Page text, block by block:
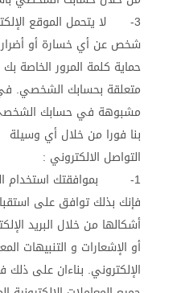
3- لا يتحمل الموقع
شخص عن أي خسارة أو
حماية كلمة المرور الخاصة
متعلقة بحسابك الشخصي.
مشبوهة في حسابك الشخصي
بنا فورا من خلال أي وسيلة
التواصل الالكتروني :
1- بموافقتك استخدام
فإنك بذلك توافق على
أشكالها من خلال البريد
أو الإشعارات و التنبيهات
الإلكتروني. بناءان على